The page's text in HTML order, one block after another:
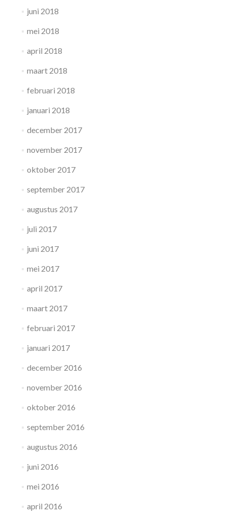
juni 2018
mei 2018
april 2018
maart 2018
februari 2018
januari 2018
december 2017
november 2017
oktober 2017
september 2017
augustus 2017
juli 2017
juni 2017
mei 2017
april 2017
maart 2017
februari 2017
januari 2017
december 2016
november 2016
oktober 2016
september 2016
augustus 2016
juni 2016
mei 2016
april 2016